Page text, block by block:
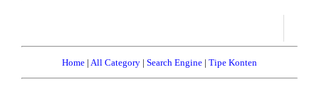
Home | All Category | Search Engine | Tipe Konten